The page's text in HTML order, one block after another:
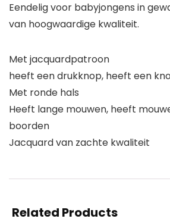
Eendelig voor babyjongens in
van hoogwaardige kwaliteit.
Met jacquardpatroon
heeft een drukknop, heeft een
Met ronde hals
Heeft lange mouwen, heeft
boorden
Jacquard van zachte kwaliteit
Related Products